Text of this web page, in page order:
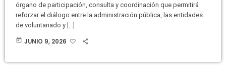
órgano de participación, consulta y coordinación que permitirá
reforzar el diálogo entre la administración pública, las entidades
de voluntariado y […]
today JUNIO 9, 2026